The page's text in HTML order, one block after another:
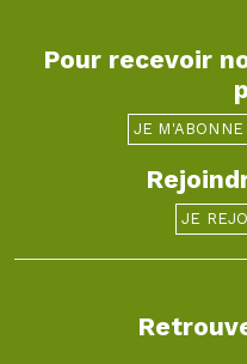
Pour recevoir
JE
JE